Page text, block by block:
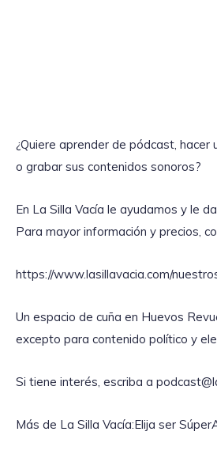
¿Quiere aprender de pódcast,
o grabar sus contenidos sonoros?
En La Silla Vacía le ayudamos y le
Para mayor información y precios,
https://www.lasillavacia.com/
Un espacio de cuña en Huevos
excepto para contenido político y
Si tiene interés, escriba a
Más de La Silla Vacía:Elija ser